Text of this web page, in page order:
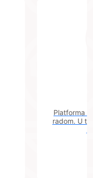
Platforma
radom. U